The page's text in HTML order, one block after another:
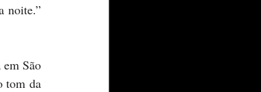
noite.”
tom da